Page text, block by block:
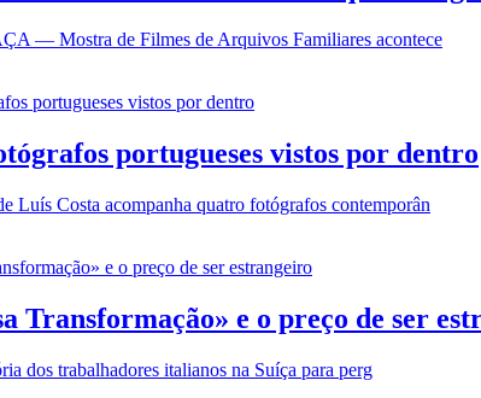
— Mostra de Filmes de Arquivos Familiares acontece
portugueses vistos por dentro
Luís Costa acompanha quatro fotógrafos contemporân
Transformação» e o preço de ser
dos trabalhadores italianos na Suíça para perg